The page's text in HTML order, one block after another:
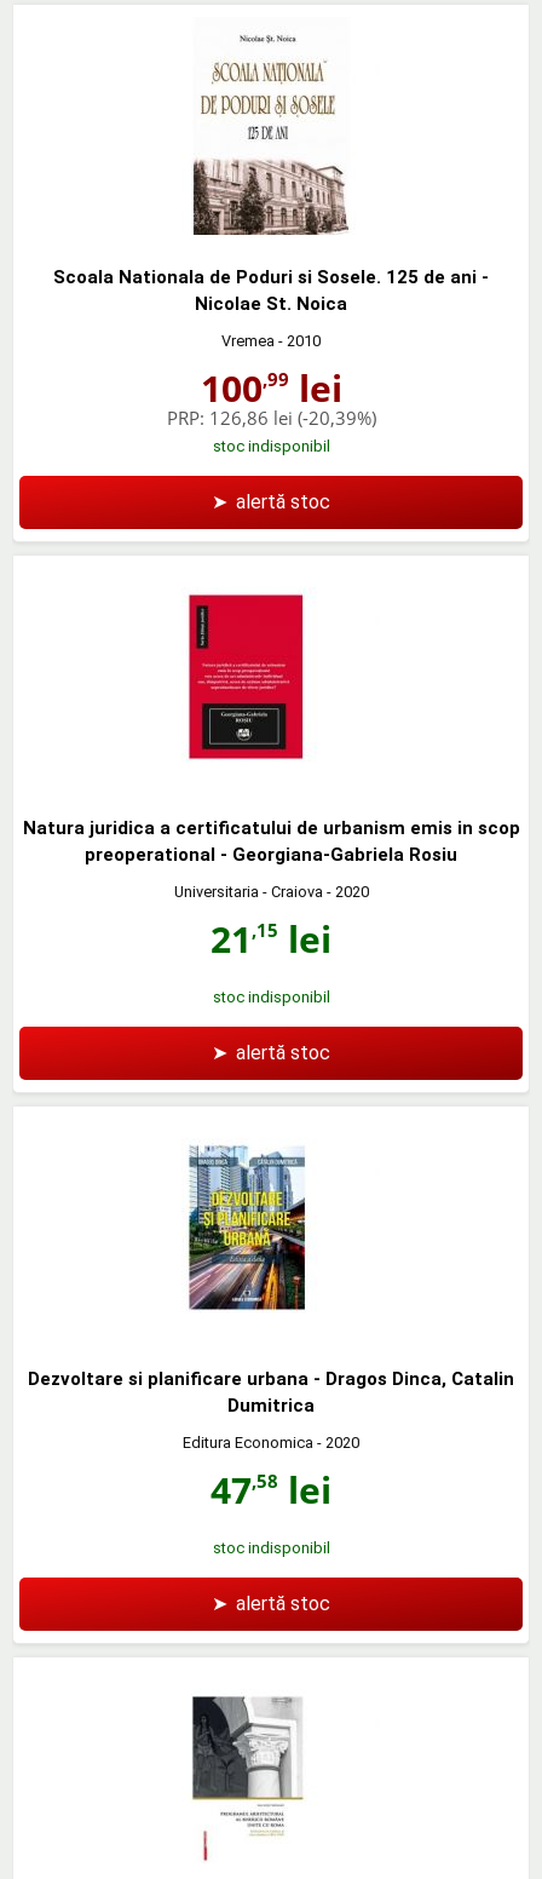
Scoala Nationala de Poduri si Sosele. 125 de ani -
Nicolae St. Noica
Vremea - 2010
100,99 lei
PRP: 126,86 lei (-20,39%)
stoc indisponibil
➤ alertă stoc
Natura juridica a certificatului de urbanism emis in scop
preoperational - Georgiana-Gabriela Rosiu
Universitaria - Craiova - 2020
21 ,15 lei
stoc indisponibil
➤ alertă stoc
Dezvoltare si planificare urbana - Dragos Dinca, Catalin
Dumitrica
Editura Economica - 2020
47,58 lei
stoc indisponibil
➤ alertă stoc